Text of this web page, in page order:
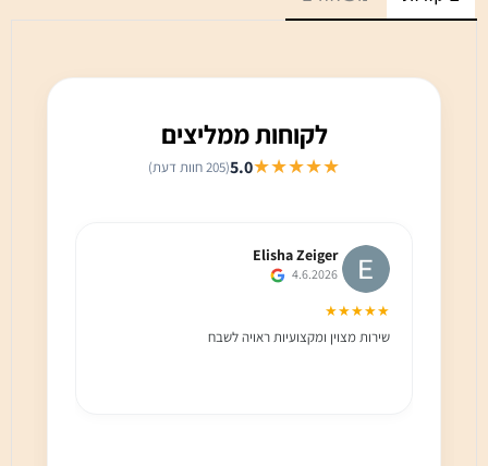
לקוחות ממליצים
★★★★★
5.0(205 חוות דעת)
Elisha Zeiger
4.6.2026
★★★★★
שירות מצוין ומקצועיות ראויה לשבח